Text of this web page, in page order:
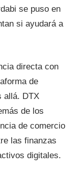
se puso en
si ayudará a
directa con
de
allá. DTX
de los
de comercio
las finanzas
digitales.